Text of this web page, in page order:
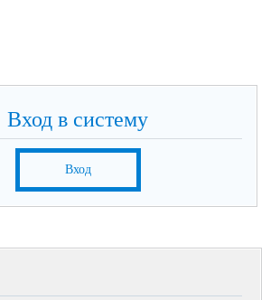
Вход в систему
Вход